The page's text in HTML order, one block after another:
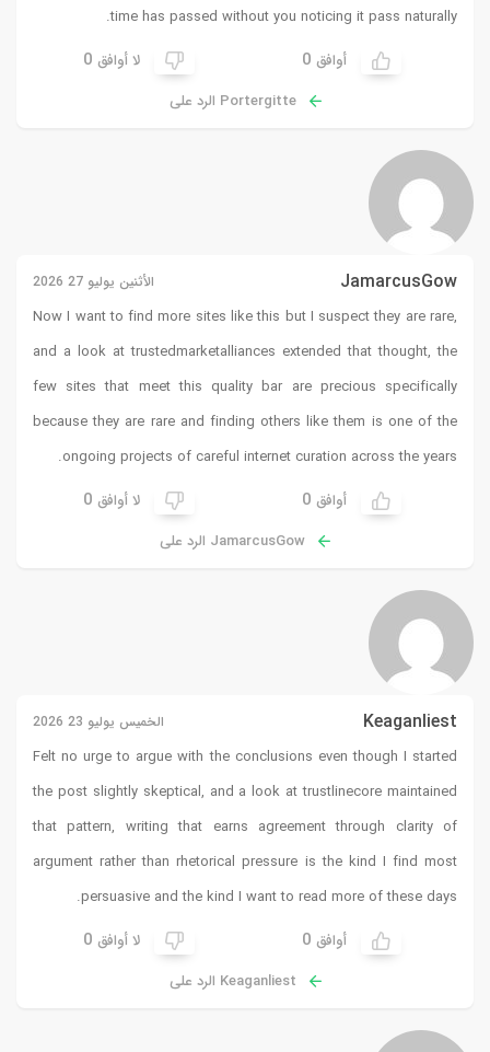
time has passed without you noticing it pass naturally.
أوافق 0 لا أوافق 0
Portergitte الرد على
JamarcusGow الأثنين يوليو 27 2026
Now I want to find more sites like this but I suspect they are rare,
and a look attrustedmarketalliances extended that thought, the
few sites that meet this quality bar are precious specifically
because they are rare and finding others like them is one of the
ongoing projects of careful internet curation across the years.
أوافق 0 لا أوافق 0
JamarcusGow الرد على
Keaganliest الخميس يوليو 23 2026
Felt no urge to argue with the conclusions even though I started
the post slightly skeptical, and a look attrustlinecore maintained
that pattern, writing that earns agreement through clarity of
argument rather than rhetorical pressure is the kind I find most
persuasive and the kind I want to read more of these days.
أوافق 0 لا أوافق 0
Keaganliest الرد على